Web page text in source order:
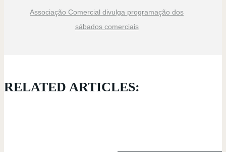
Associação Comercial divulga programação dos
sábados comerciais
RELATED ARTICLES: